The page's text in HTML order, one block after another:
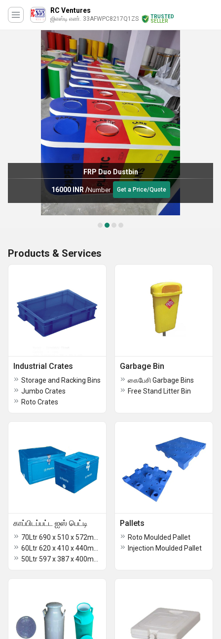
RC Ventures
ஜிஎஸ்டி எண். 33AFWPC8217Q1ZS
TRUSTED
SELLER
FRP Duo Dustbin
16000 INR /Number Get a Price/Quote
Products & Services
Industrial Crates
Storage and Racking Bins
Jumbo Crates
Roto Crates
Garbage Bin
கைபேசி Garbage Bins
Free Stand Litter Bin
காப்பிடப்பட்ட ஐஸ் பெட்டி Pallets
Roto Moulded Pallet
Injection Moulded Pallet